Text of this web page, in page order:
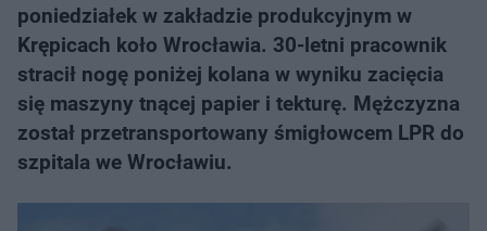
poniedziałek w zakładzie produkcyjnym w
Krępicach koło Wrocławia. 30-letni pracownik
stracił nogę poniżej kolana w wyniku zacięcia
się maszyny tnącej papier i tekturę. Mężczyzna
został przetransportowany śmigłowcem LPR do
szpitala we Wrocławiu.